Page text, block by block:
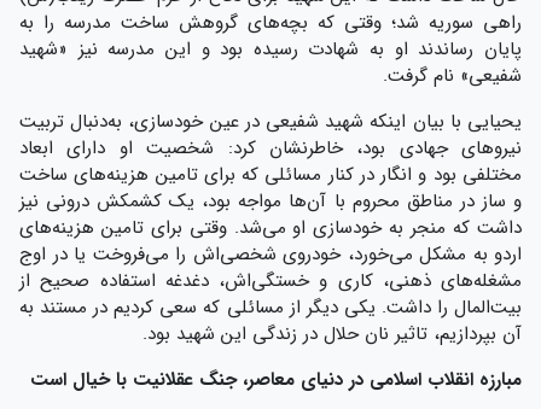
راهی سوریه شد؛ وقتی که بچه‌های گروهش ساخت مدرسه را به
پایان رساندند او به شهادت رسیده بود و این مدرسه نیز «شهید
شفیعی» نام گرفت.
یحیایی با بیان اینکه شهید شفیعی در عین خودسازی، به‌دنبال تربیت
نیروهای جهادی بود، خاطرنشان کرد: شخصیت او دارای ابعاد
مختلفی بود و انگار در کنار مسائلی که برای تامین هزینه‌های ساخت
و ساز در مناطق محروم با آن‌ها مواجه بود، یک کشمکش درونی نیز
داشت که منجر به خودسازی او می‌شد. وقتی برای تامین هزینه‌های
اردو به مشکل می‌خورد، خودروی شخصی‌اش را می‌فروخت یا در اوج
مشغله‌های ذهنی، کاری و خستگی‌اش، دغدغه استفاده صحیح از
بیت‌المال را داشت. یکی دیگر از مسائلی که سعی کردیم در مستند به
آن بپردازیم، تاثیر نان حلال در زندگی این شهید بود.
مبارزه انقلاب اسلامی در دنیای معاصر، جنگ عقلانیت با خیال است